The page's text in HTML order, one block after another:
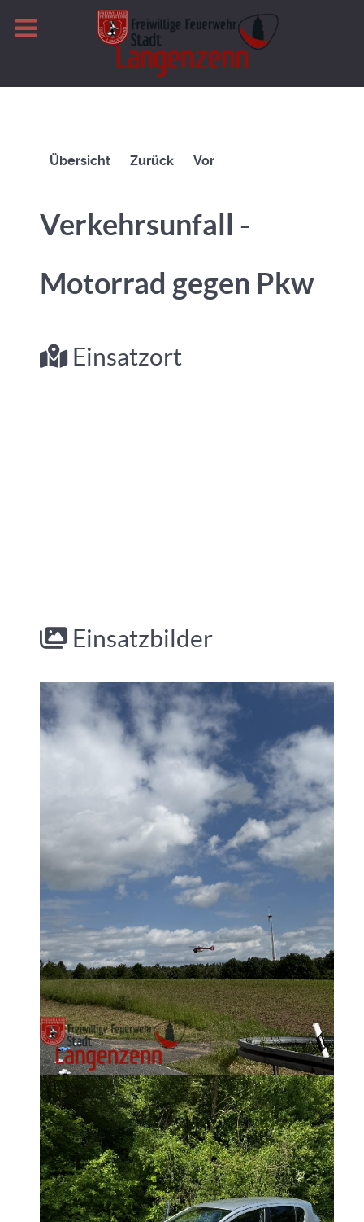
Übersicht Zurück Vor
Verkehrsunfall -
Motorrad gegen Pkw
Einsatzort
Einsatzbilder